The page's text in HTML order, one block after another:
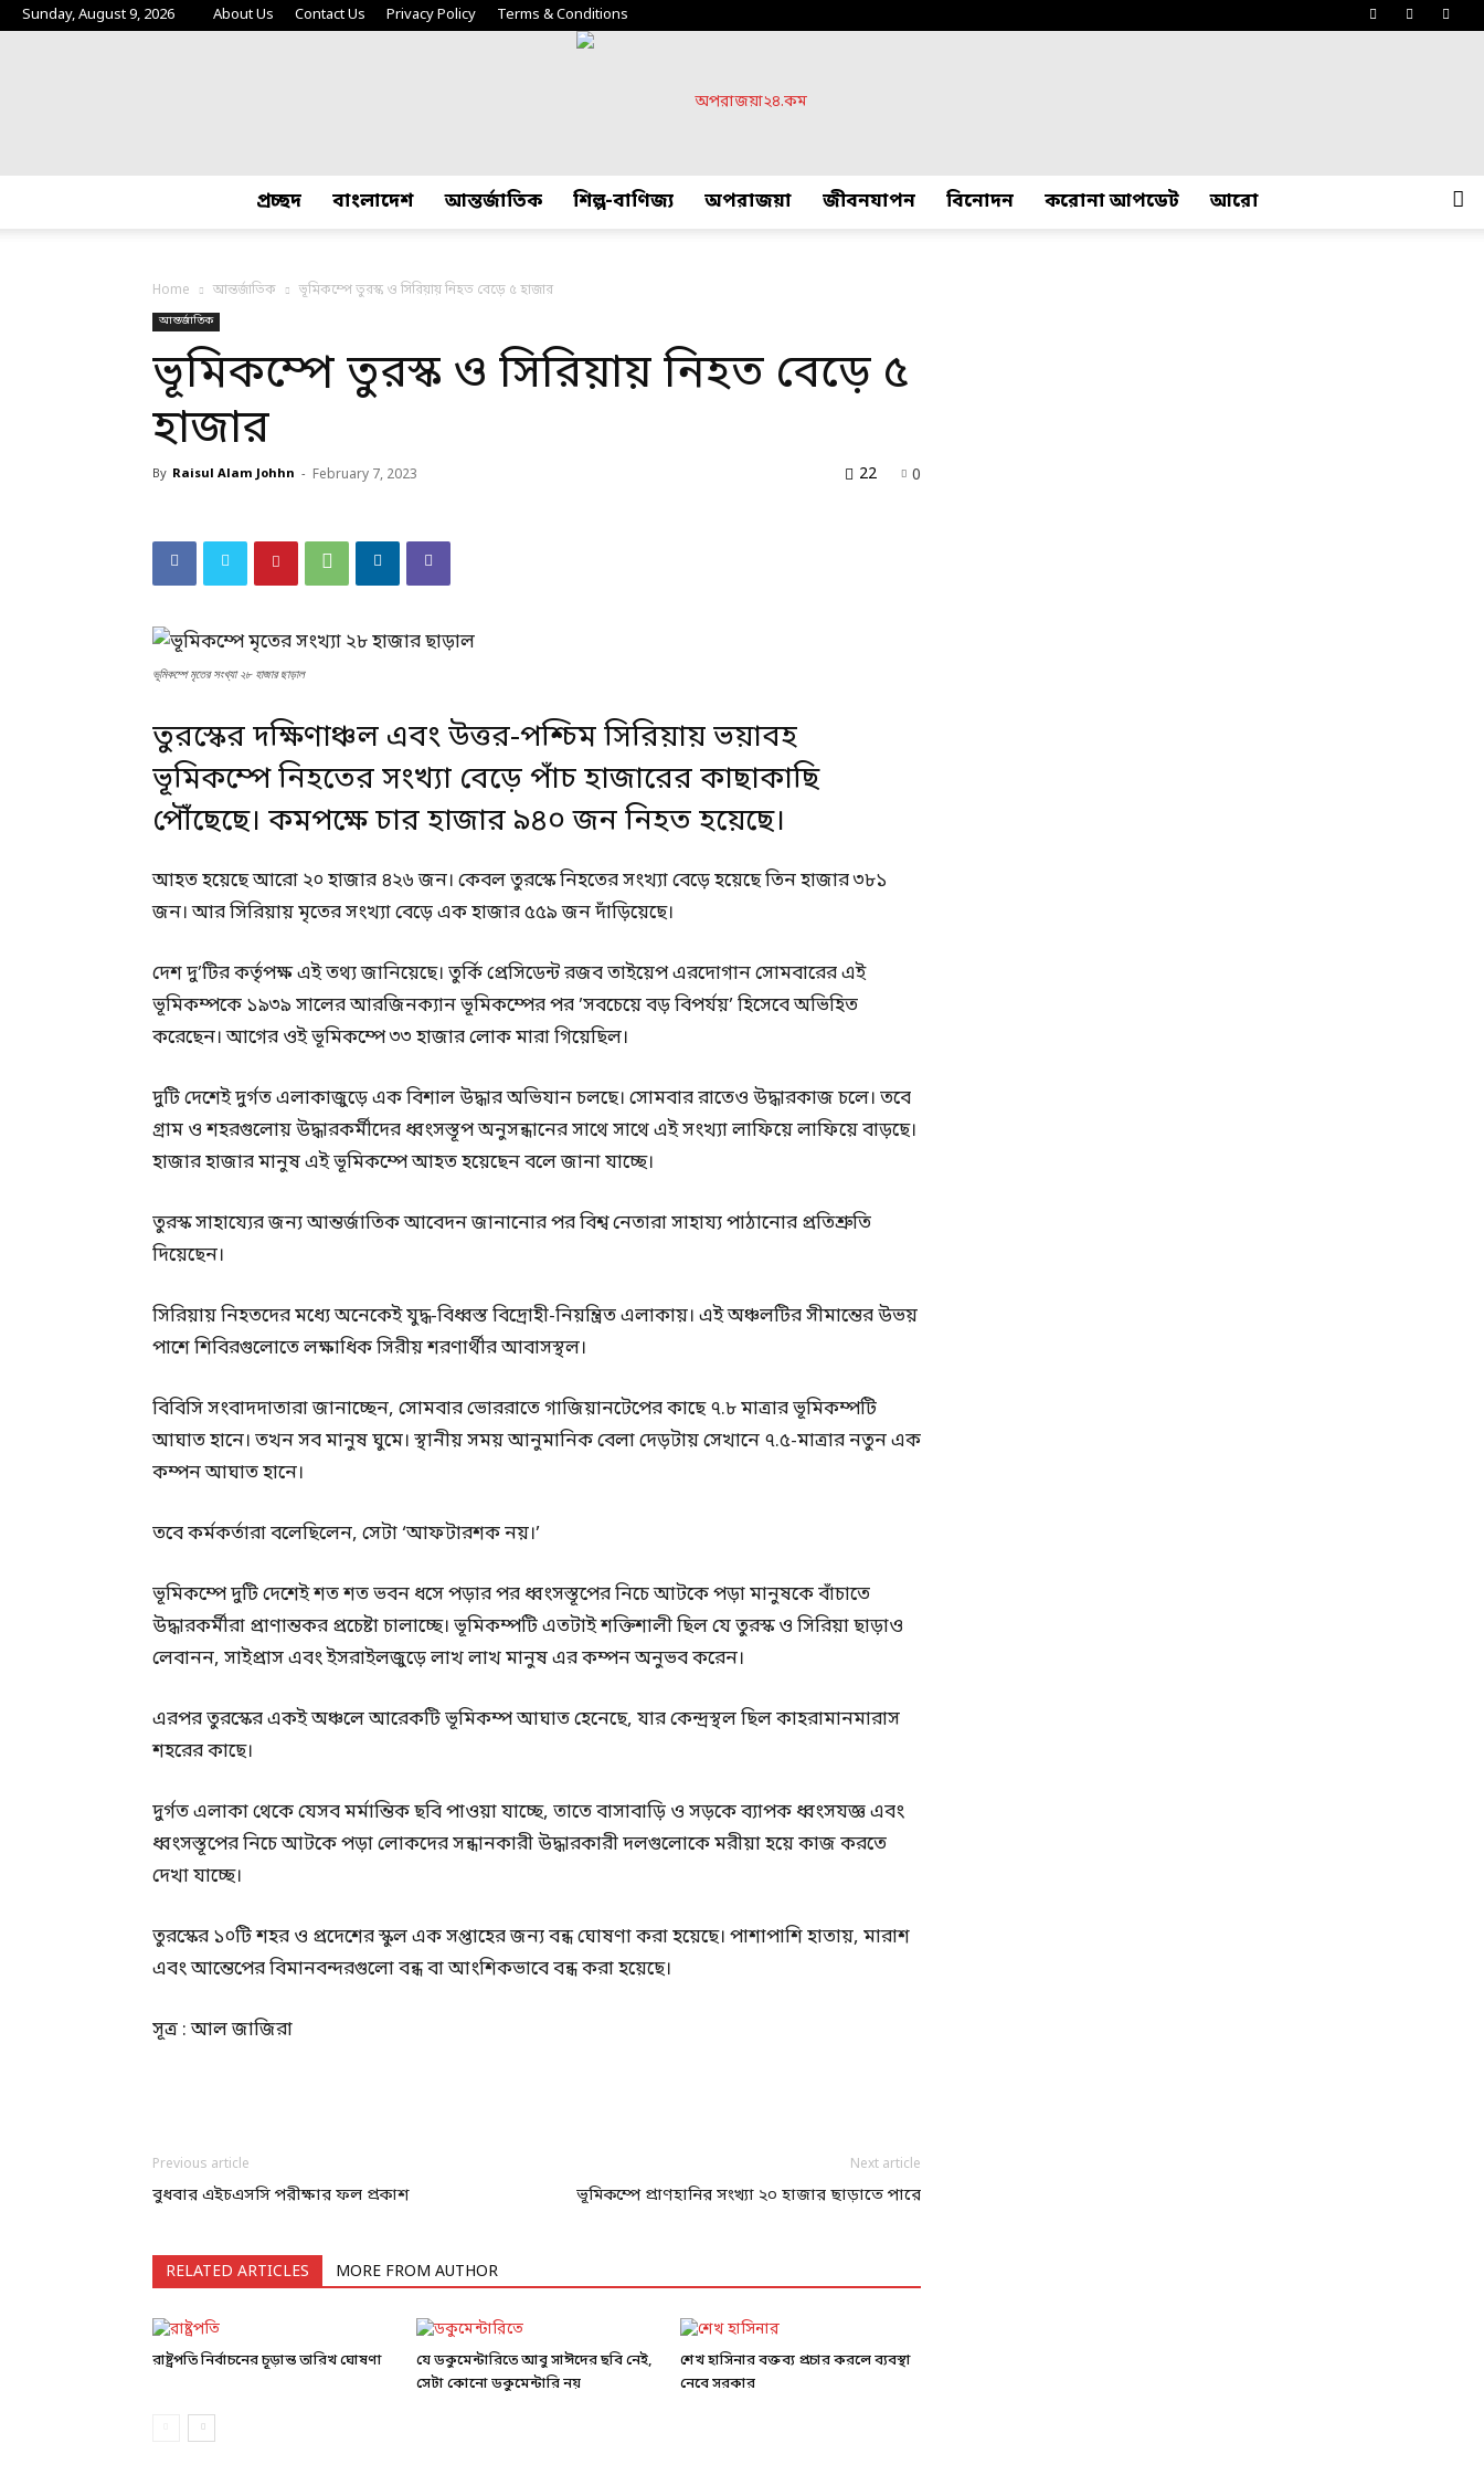
Sunday, August 9, 2026 About Us Contact Us Privacy Policy Terms & Conditions
প্রচ্ছদ বাংলাদেশ আন্তর্জাতিক শিল্প-বাণিজ্য অপরাজয়া জীবনযাপন বিনোদন করোনা আপডেট আরো
Home আন্তর্জাতিক ভূমিকম্পে তুরস্ক ও সিরিয়ায় নিহত বেড়ে ৫ হাজার
আন্তর্জাতিক
ভূমিকম্পে তুরস্ক ও সিরিয়ায় নিহত বেড়ে ৫
হাজার
By Raisul Alam Johhn - February 7, 2023 0
22
ভূমিকম্পে মৃতের সংখ্যা ২৮ হাজার ছাড়াল
তুরস্কের দক্ষিণাঞ্চল এবং উত্তর-পশ্চিম সিরিয়ায় ভয়াবহ
ভূমিকম্পে নিহতের সংখ্যা বেড়ে পাঁচ হাজারের কাছাকাছি
পৌঁছেছে। কমপক্ষে চার হাজার ৯৪০ জন নিহত হয়েছে।
আহত হয়েছে আরো ২০ হাজার ৪২৬ জন। কেবল তুরস্কে নিহতের সংখ্যা বেড়ে হয়েছে তিন হাজার ৩৮১
জন। আর সিরিয়ায় মৃতের সংখ্যা বেড়ে এক হাজার ৫৫৯ জন দাঁড়িয়েছে।
দেশ দু’টির কর্তৃপক্ষ এই তথ্য জানিয়েছে। তুর্কি প্রেসিডেন্ট রজব তাইয়েপ এরদোগান সোমবারের এই
ভূমিকম্পকে ১৯৩৯ সালের আরজিনক্যান ভূমিকম্পের পর ‌’সবচেয়ে বড় বিপর্যয়’ হিসেবে অভিহিত
করেছেন। আগের ওই ভূমিকম্পে ৩৩ হাজার লোক মারা গিয়েছিল।
দুটি দেশেই দুর্গত এলাকাজুড়ে এক বিশাল উদ্ধার অভিযান চলছে। সোমবার রাতেও উদ্ধারকাজ চলে। তবে
গ্রাম ও শহরগুলোয় উদ্ধারকর্মীদের ধ্বংসস্তূপ অনুসন্ধানের সাথে সাথে এই সংখ্যা লাফিয়ে লাফিয়ে বাড়ছে।
হাজার হাজার মানুষ এই ভূমিকম্পে আহত হয়েছেন বলে জানা যাচ্ছে।
তুরস্ক সাহায্যের জন্য আন্তর্জাতিক আবেদন জানানোর পর বিশ্ব নেতারা সাহায্য পাঠানোর প্রতিশ্রুতি
দিয়েছেন।
সিরিয়ায় নিহতদের মধ্যে অনেকেই যুদ্ধ-বিধ্বস্ত বিদ্রোহী-নিয়ন্ত্রিত এলাকায়। এই অঞ্চলটির সীমান্তের উভয়
পাশে শিবিরগুলোতে লক্ষাধিক সিরীয় শরণার্থীর আবাসস্থল।
বিবিসি সংবাদদাতারা জানাচ্ছেন, সোমবার ভোররাতে গাজিয়ানটেপের কাছে ৭.৮ মাত্রার ভূমিকম্পটি
আঘাত হানে। তখন সব মানুষ ঘুমে। স্থানীয় সময় আনুমানিক বেলা দেড়টায় সেখানে ৭.৫-মাত্রার নতুন এক
কম্পন আঘাত হানে।
তবে কর্মকর্তারা বলেছিলেন, সেটা ‘আফটারশক নয়।’
ভূমিকম্পে দুটি দেশেই শত শত ভবন ধসে পড়ার পর ধ্বংসস্তূপের নিচে আটকে পড়া মানুষকে বাঁচাতে
উদ্ধারকর্মীরা প্রাণান্তকর প্রচেষ্টা চালাচ্ছে। ভূমিকম্পটি এতটাই শক্তিশালী ছিল যে তুরস্ক ও সিরিয়া ছাড়াও
লেবানন, সাইপ্রাস এবং ইসরাইলজুড়ে লাখ লাখ মানুষ এর কম্পন অনুভব করেন।
এরপর তুরস্কের একই অঞ্চলে আরেকটি ভূমিকম্প আঘাত হেনেছে, যার কেন্দ্রস্থল ছিল কাহরামানমারাস
শহরের কাছে।
দুর্গত এলাকা থেকে যেসব মর্মান্তিক ছবি পাওয়া যাচ্ছে, তাতে বাসাবাড়ি ও সড়কে ব্যাপক ধ্বংসযজ্ঞ এবং
ধ্বংসস্তূপের নিচে আটকে পড়া লোকদের সন্ধানকারী উদ্ধারকারী দলগুলোকে মরীয়া হয়ে কাজ করতে
দেখা যাচ্ছে।
তুরস্কের ১০টি শহর ও প্রদেশের স্কুল এক সপ্তাহের জন্য বন্ধ ঘোষণা করা হয়েছে। পাশাপাশি হাতায়, মারাশ
এবং আন্তেপের বিমানবন্দরগুলো বন্ধ বা আংশিকভাবে বন্ধ করা হয়েছে।
সূত্র : আল জাজিরা
Previous article
বুধবার এইচএসসি পরীক্ষার ফল প্রকাশ
Next article
ভূমিকম্পে প্রাণহানির সংখ্যা ২০ হাজার ছাড়াতে পারে
RELATED ARTICLES MORE FROM AUTHOR
রাষ্ট্রপতি নির্বাচনের চূড়ান্ত তারিখ ঘোষণা
যে ডকুমেন্টারিতে আবু সাঈদের ছবি নেই,
সেটা কোনো ডকুমেন্টারি নয়
শেখ হাসিনার বক্তব্য প্রচার করলে ব্যবস্থা
নেবে সরকার